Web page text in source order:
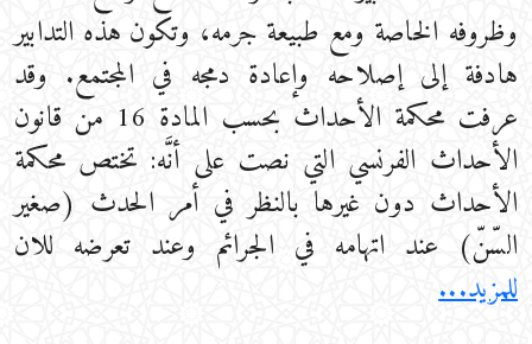
وظروفه الخاصة ومع طبيعة جرمه، وتكون هذه التدابير
هادفة إلى إصلاحه وإعادة دمجه في المجتمع. وقد
عرفت محكمة الأحداث بحسب المادة 16 من قانون
الأحداث الفرنسي التي نصت على أنَّه: تختص محكمة
الأحداث دون غيرها بالنظر في أمر الحدث (صغير
السّنّ) عند اتهامه في الجرائم وعند تعرضه للان
للمزيد...